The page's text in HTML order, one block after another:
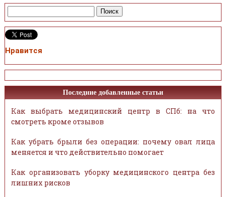
Нравится
Последние добавленные статьи
Как выбрать медицинский центр в СПб: на что
смотреть кроме отзывов
Как убрать брыли без операции: почему овал лица
меняется и что действительно помогает
Как организовать уборку медицинского центра без
лишних рисков